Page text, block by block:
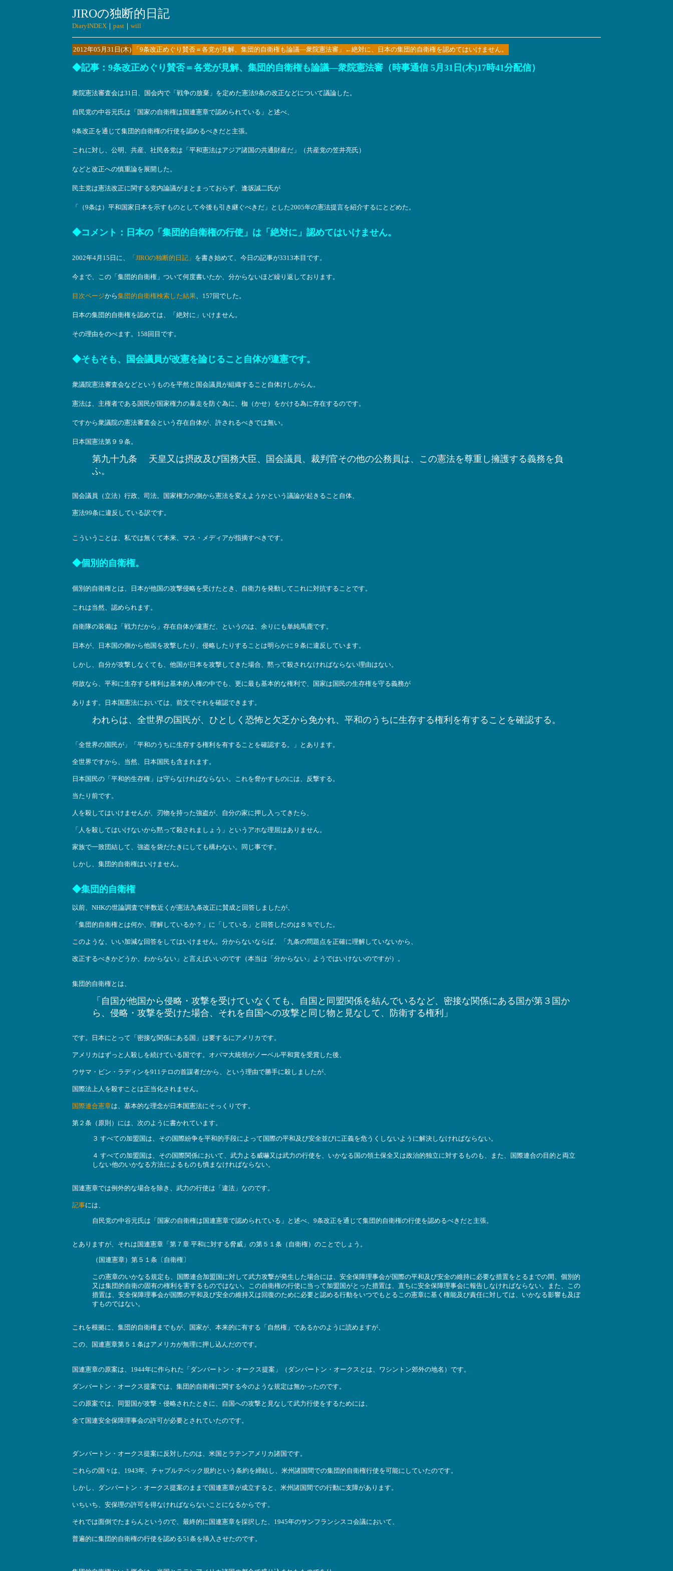
JIROの独断的日記
DiaryINDEX ｜ past ｜ will
2012年05月31日(木) 「9条改正めぐり賛否＝各党が見解、集団的自衛権も論議―衆院憲法審」←絶対に、日本の集団的自衛権を認めてはいけません。
◆記事 ：9条改正めぐり賛否＝各党が見解、集団的自衛権も論議―衆院憲法審（時事通信 5月31日(木)17時41分配信）
衆院憲法審査会は31日、国会内で「戦争の放棄」を定めた憲法9条の改正などについて議論した。
自民党の中谷元氏は「国家の自衛権は国連憲章で認められている」と述べ、
9条改正を通じて集団的自衛権の行使を認めるべきだと主張。
これに対し、公明、共産、社民各党は「平和憲法はアジア諸国の共通財産だ」（共産党の笠井亮氏）
などと改正への慎重論を展開した。
民主党は憲法改正に関する党内論議がまとまっておらず、逢坂誠二氏が
「（9条は）平和国家日本を示すものとして今後も引き継ぐべきだ」とした2005年の憲法提言を紹介するにとどめた。
◆コメント：日本の「集団的自衛権の行使」は「絶対に」認めてはいけません。
2002年4月15日に、 「JIROの独断的日記」 を書き始めて、今日の記事が3313本目です。
今まで、この「集団的自衛権」ついて何度書いたか、分からないほど繰り返しております。
目次ページから集団的自衛権検索した結果、157回でした。
日本の集団的自衛権を認めては、「絶対に」いけません。
その理由をのべます。158回目です。
◆そもそも、国会議員が改憲を論じること自体が違憲です。
衆議院憲法審査会などというものを平然と国会議員が組織すること自体けしからん。
憲法は、主権者である国民が国家権力の暴走を防ぐ為に、枷（かせ）をかける為に存在するのです。
ですから衆議院の憲法審査会という存在自体が、許されるべきでは無い。
日本国憲法第９９条。
第九十九条 天皇又は摂政及び国務大臣、国会議員、裁判官その他の公務員は、この憲法を尊重し擁護する義務を負
ふ。
国会議員（立法）行政、司法。国家権力の側から憲法を変えようかという議論が起きること自体、
憲法99条に違反している訳です。
こういうことは、私では無くて本来、マス・メディアが指摘すべきです。
◆個別的自衛権。
個別的自衛権とは、日本が他国の攻撃侵略を受けたとき、自衛力を発動してこれに対抗することです。
これは当然、認められます。
自衛隊の装備は「戦力だから」存在自体が違憲だ、というのは、余りにも単純馬鹿です。
日本が、日本国の側から他国を攻撃したり、侵略したりすることは明らかに９条に違反しています。
しかし、自分が攻撃しなくても、他国が日本を攻撃してきた場合、黙って殺されなければならない理由はない。
何故なら、平和に生存する権利は基本的人権の中でも、更に最も基本的な権利で、国家は国民の生存権を守る義務が
あります。日本国憲法においては、前文でそれを確認できます。
われらは、全世界の国民が、ひとしく恐怖と欠乏から免かれ、平和のうちに生存する権利を有することを確認する。
「全世界の国民が」「平和のうちに生存する権利を有することを確認する。」とあります。
全世界ですから、当然、日本国民も含まれます。
日本国民の「平和的生存権」は守らなければならない。これを脅かすものには、反撃する。
当たり前です。
人を殺してはいけませんが、刃物を持った強盗が、自分の家に押し入ってきたら、
「人を殺してはいけないから黙って殺されましょう」というアホな理屈はありません。
家族で一致団結して、強盗を袋だたきにしても構わない。同じ事です。
しかし、集団的自衛権はいけません。
◆集団的自衛権
以前、NHKの世論調査で半数近くが憲法九条改正に賛成と回答しましたが、
「集団的自衛権とは何か、理解しているか？」に「している」と回答したのは８％でした。
このような、いい加減な回答をしてはいけません。分からないならば、「九条の問題点を正確に理解していないから、
改正するべきかどうか、わからない」と言えばいいのです（本当は「分からない」ようではいけないのですが）。
集団的自衛権とは、
「自国が他国から侵略・攻撃を受けていなくても、自国と同盟関係を結んでいるなど、密接な関係にある国が第３国か
ら、侵略・攻撃を受けた場合、それを自国への攻撃と同じ物と見なして、防衛する権利」
です。日本にとって「密接な関係にある国」は要するにアメリカです。
アメリカはずっと人殺しを続けている国です。オバマ大統領がノーベル平和賞を受賞した後、
ウサマ・ビン・ラディンを911テロの首謀者だから、という理由で勝手に殺しましたが、
国際法上人を殺すことは正当化されません。
国際連合憲章は、基本的な理念が日本国憲法にそっくりです。
第２条（原則）には、次のように書かれています。
３ すべての加盟国は、その国際紛争を平和的手段によって国際の平和及び安全並びに正義を危うくしないように解決しなければならない。
４ すべての加盟国は、その国際関係において、武力よる威嚇又は武力の行使を、いかなる国の領土保全又は政治的独立に対するものも、また、国際連合の目的と両立
しない他のいかなる方法によるものも慎まなければならない。
国連憲章では例外的な場合を除き、武力の行使は「違法」なのです。
記事には、
自民党の中谷元氏は「国家の自衛権は国連憲章で認められている」と述べ、9条改正を通じて集団的自衛権の行使を認めるべきだと主張。
とありますが、それは国連憲章「第７章 平和に対する脅威」の第５１条（自衛権）のことでしょう。
（国連憲章）第５１条〔自衛権〕
この憲章のいかなる規定も、国際連合加盟国に対して武力攻撃が発生した場合には、安全保障理事会が国際の平和及び安全の維持に必要な措置をとるまでの間、個別的
又は集団的自衛の固有の権利を害するものではない。この自衛権の行使に当って加盟国がとった措置は、直ちに安全保障理事会に報告しなければならない。また、この
措置は、安全保障理事会が国際の平和及び安全の維持又は回復のために必要と認める行動をいつでもとるこの憲章に基く権能及び責任に対しては、いかなる影響も及ぼ
すものではない。
これを根拠に、集団的自衛権までもが、国家が、本来的に有する「自然権」であるかのように読めますが、
この、国連憲章第５１条はアメリカが無理に押し込んだのです。
国連憲章の原案は、1944年に作られた「ダンバートン・オークス提案」（ダンバートン・オークスとは、ワシントン郊外の地名）です。
ダンバートン・オークス提案では、集団的自衛権に関する今のような規定は無かったのです。
この原案では、同盟国が攻撃・侵略されたときに、自国への攻撃と見なして武力行使をするためには、
全て国連安全保障理事会の許可が必要とされていたのです。
ダンバートン・オークス提案に反対したのは、米国とラテンアメリカ諸国です。
これらの国々は、1943年、チャプルテペック規約という条約を締結し、米州諸国間での集団的自衛権行使を可能にしていたのです。
しかし、ダンバートン・オークス提案のままで国連憲章が成立すると、米州諸国間での行動に支障があります。
いちいち、安保理の許可を得なければならないことになるからです。
それでは面倒でたまらんというので、最終的に国連憲章を採択した、1945年のサンフランシスコ会議において、
普遍的に集団的自衛権の行使を認める51条を挿入させたのです。